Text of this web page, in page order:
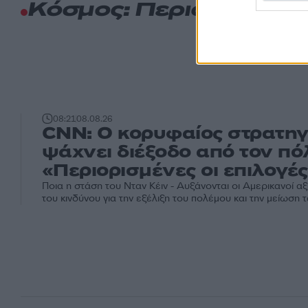
Κόσμος: Περισσότερα
08:2108.08.26
CNN: Ο κορυφαίος
ψάχνει διέξοδο από τον
«Περιορισμένες οι
Ποια η στάση του Νταν Κέιν - Αυξάνονται οι Αμερικανοί
του κινδύνου για την εξέλιξη του πολέμου και την